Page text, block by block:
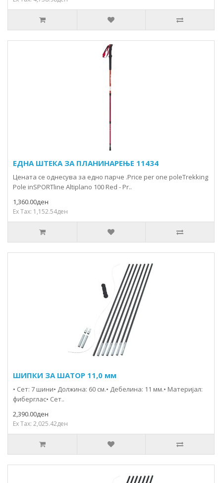
ЕДНА ШТЕКA ЗА ПЛАНИНАРЕЊЕ 11434
Цената се однесува за едно парче .Price per one poleTrekking
Pole inSPORTline Altiplano 100 Red - Pr..
1,360.00ден
Ex Tax: 1,152.54ден
ШИПКИ ЗА ШАТОР 11,0 мм
• Сет: 7 шини• Должина: 60 см.• Дебелина: 11 мм.• Материјал:
фиберглас• Сет..
2,390.00ден
Ex Tax: 2,025.42ден